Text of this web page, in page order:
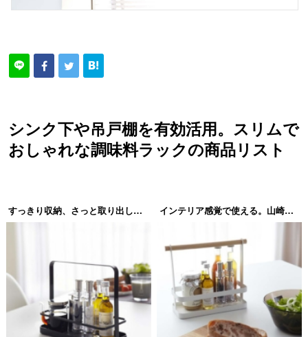
シンク下や吊戸棚を有効活用。スリムで
おしゃれな調味料ラックの商品リスト
すっきり収納、さっと取り出し。山崎実業（Yamazaki）tower（タワー）調味料ラック インテリア感覚で使える。山崎実業（Yamazaki）tosca（トスカ）調味料ラック